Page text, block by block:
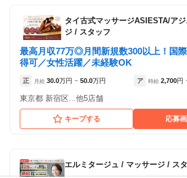
タイ古式マッサージASIESTA/ア
ジ / スタッフ
最高月収77万◎月間新規数300以上！国
得可／女性活躍／未経験OK
正 月給 30.0万円 ~ 50.0万円 ア 時給 2,700円
東京都 新宿区...他5店舗
キープする 応募
エルミタージュ / マッサージ / ス